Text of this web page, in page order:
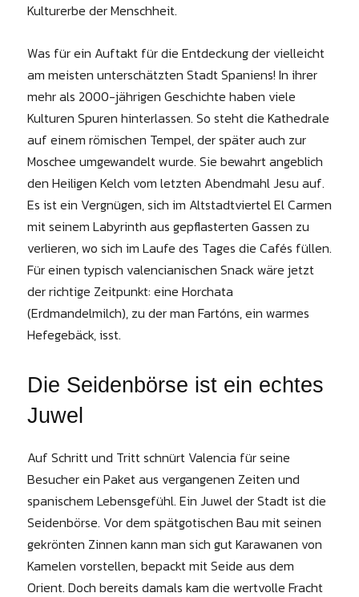
Kulturerbe der Menschheit.
Was für ein Auftakt für die Entdeckung der vielleicht
am meisten unterschätzten Stadt Spaniens! In ihrer
mehr als 2000-jährigen Geschichte haben viele
Kulturen Spuren hinterlassen. So steht die Kathedrale
auf einem römischen Tempel, der später auch zur
Moschee umgewandelt wurde. Sie bewahrt angeblich
den Heiligen Kelch vom letzten Abendmahl Jesu auf.
Es ist ein Vergnügen, sich im Altstadtviertel El Carmen
mit seinem Labyrinth aus gepflasterten Gassen zu
verlieren, wo sich im Laufe des Tages die Cafés füllen.
Für einen typisch valencianischen Snack wäre jetzt
der richtige Zeitpunkt: eine Horchata
(Erdmandelmilch), zu der man Fartóns, ein warmes
Hefegebäck, isst.
Die Seidenbörse ist ein echtes
Juwel
Auf Schritt und Tritt schnürt Valencia für seine
Besucher ein Paket aus vergangenen Zeiten und
spanischem Lebensgefühl. Ein Juwel der Stadt ist die
Seidenbörse. Vor dem spätgotischen Bau mit seinen
gekrönten Zinnen kann man sich gut Karawanen von
Kamelen vorstellen, bepackt mit Seide aus dem
Orient. Doch bereits damals kam die wertvolle Fracht